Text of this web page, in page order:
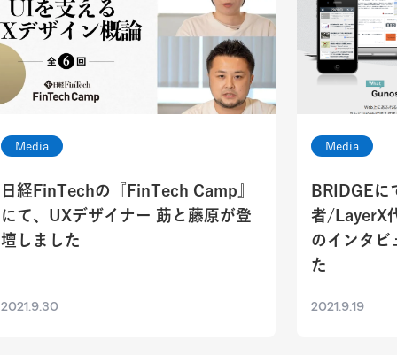
Media
日経FinTechの『FinTech Camp』
にて、UXデザイナー 莇と藤原が登
壇しました
2021.9.30
Media
BRIDGEに
者/LayerX
のインタビ
た
2021.9.19